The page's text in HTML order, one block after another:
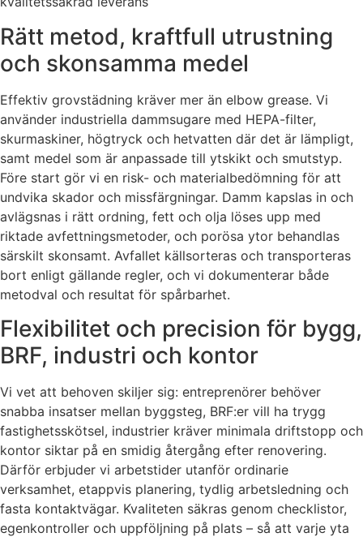
Rätt metod, kraftfull utrustning
och skonsamma medel
Effektiv grovstädning kräver mer än elbow grease. Vi
använder industriella dammsugare med HEPA-filter,
skurmaskiner, högtryck och hetvatten där det är lämpligt,
samt medel som är anpassade till ytskikt och smutstyp.
Före start gör vi en risk- och materialbedömning för att
undvika skador och missfärgningar. Damm kapslas in och
avlägsnas i rätt ordning, fett och olja löses upp med
riktade avfettningsmetoder, och porösa ytor behandlas
särskilt skonsamt. Avfallet källsorteras och transporteras
bort enligt gällande regler, och vi dokumenterar både
metodval och resultat för spårbarhet.
Flexibilitet och precision för bygg,
BRF, industri och kontor
Vi vet att behoven skiljer sig: entreprenörer behöver
snabba insatser mellan byggsteg, BRF:er vill ha trygg
fastighetsskötsel, industrier kräver minimala driftstopp och
kontor siktar på en smidig återgång efter renovering.
Därför erbjuder vi arbetstider utanför ordinarie
verksamhet, etappvis planering, tydlig arbetsledning och
fasta kontaktvägar. Kvaliteten säkras genom checklistor,
egenkontroller och uppföljning på plats – så att varje yta